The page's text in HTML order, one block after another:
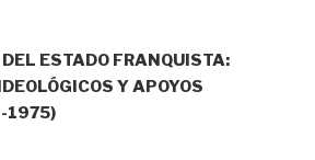
ESTADO FRANQUISTA:
Y APOYOS
1975)